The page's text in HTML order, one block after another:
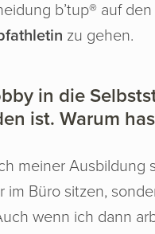
b’tup® auf
zu gehen.
in die
ist. Warum
meiner Ausbildung
im Büro sitzen,
wenn ich dann